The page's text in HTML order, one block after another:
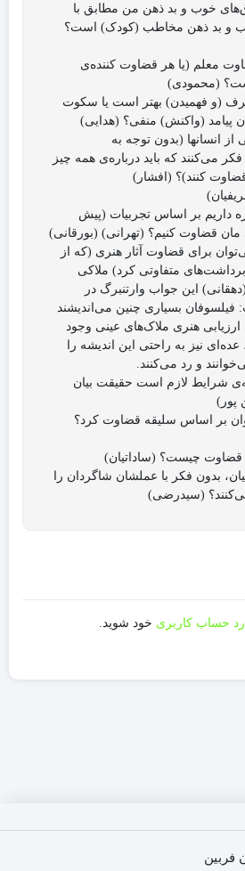
خوب و بد ذهن من مطابق با
و بد ذهن مخاطب (کودک) است؟
معلم (یا هر قضاوت کننده‌‌ی
(محمودی)
حرف (و فهمیدن) بهتر است یا سکوت
پیامد (واکنش) منفی؟ (هدایی)
از انسانها (بدون توجه به
می‌کنند که باید درباره‌‌ی همه چیز
کنند)؟ (افشار)
داریم بر اساس تجربیات (پیش
قضاوت کنیم؟ (تهرانی) (بورقانی)
برای قضاوت آثار هنری (که از
متفاوتی کرد) ملاکی
این جواب وارتنبرگ در
بسیاری چنین می‌اندیشند
ارزیابی هنری ملاک‌های عینی وجود
نیز به راحتی این اندیشه را
و رد می‌کنند.
شرایط لازم است حقیقت بیان
پور)
بر اساس سلیقه قضاوت کرد؟
بدون فکر با عملشان شاگردان را
(سیدرضی)
حساب کاربری خود شوید.
فربین